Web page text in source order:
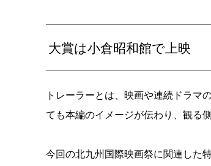
大賞は小倉昭和館で上映
トレーラーとは、映画や連続ドラマ
ても本編のイメージが伝わり、観る
今回の北九州国際映画祭に関連した